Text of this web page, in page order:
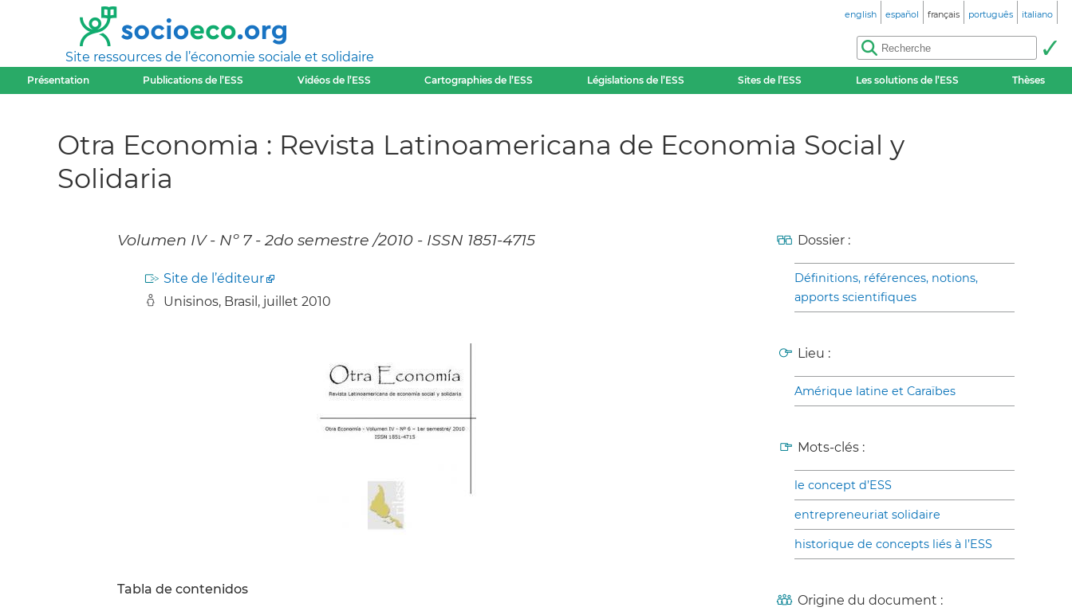
Site ressources de l’économie sociale et solidaire
english español français português italiano
Présentation Publications de l’ESS Vidéos de l’ESS Cartographies de l’ESS Législations de l’ESS Sites de l’ESS Les solutions de l’ESS Thèses
Otra Economia : Revista Latinoamericana de Economia Social y
Solidaria
Volumen IV - Nº 7 - 2do semestre /2010 - ISSN 1851-4715
Site de l’éditeur
Unisinos, Brasil, juillet 2010
Tabla de contenidos
Dossier :
Définitions, références, notions,
apports scientifiques
Lieu :
Amérique latine et Caraïbes
Mots-clés :
le concept d’ESS
entrepreneuriat solidaire
historique de concepts liés à l’ESS
Origine du document :